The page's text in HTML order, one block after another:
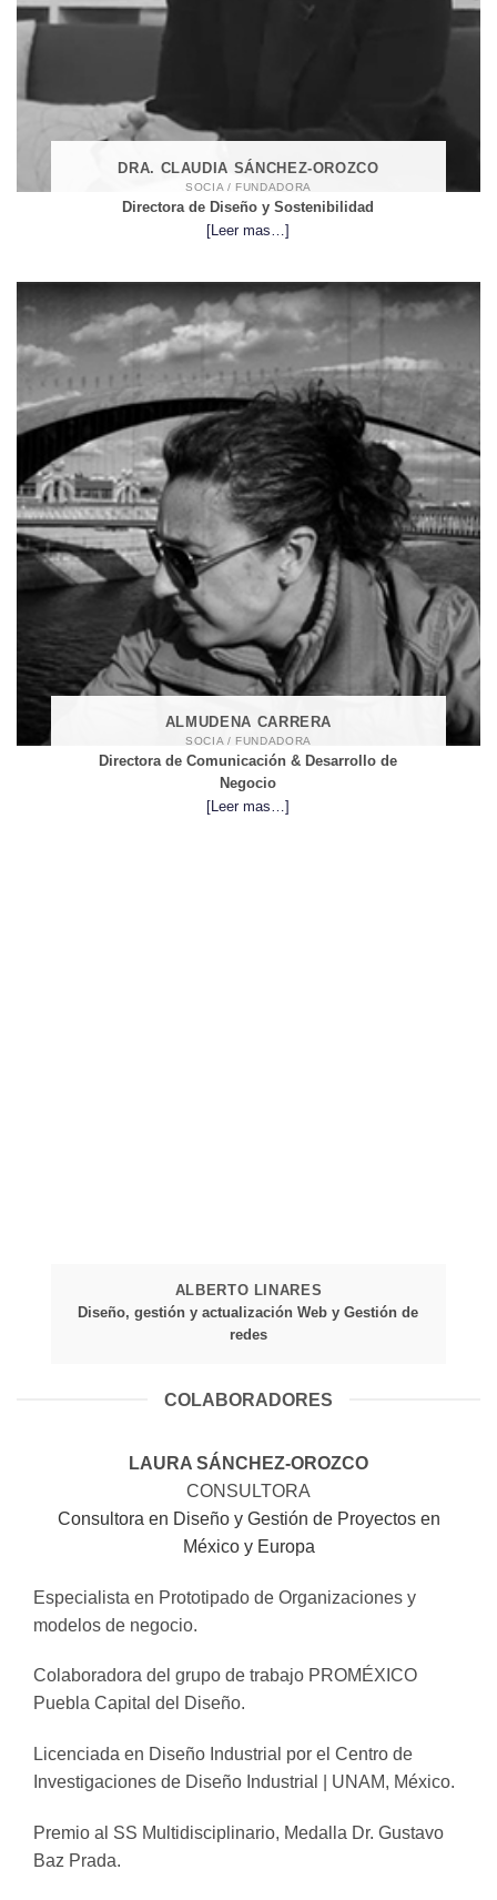
DRA. CLAUDIA SÁNCHEZ-OROZCO
SOCIA / FUNDADORA
Directora de Diseño y Sostenibilidad
[Leer mas…]
ALMUDENA CARRERA
SOCIA / FUNDADORA
Directora de Comunicación & Desarrollo de
Negocio
[Leer mas…]
ALBERTO LINARES
Diseño, gestión y actualización Web y Gestión de
redes
COLABORADORES
LAURA SÁNCHEZ-OROZCO
CONSULTORA
Consultora en Diseño y Gestión de Proyectos en
México y Europa
Especialista en Prototipado de Organizaciones y
modelos de negocio.
Colaboradora del grupo de trabajo PROMÉXICO
Puebla Capital del Diseño.
Licenciada en Diseño Industrial por el Centro de
Investigaciones de Diseño Industrial | UNAM, México.
Premio al SS Multidisciplinario, Medalla Dr. Gustavo
Baz Prada.